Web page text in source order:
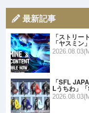
最新記事
「ストリー
「ヤスミ
「SFL
Lうちわ」